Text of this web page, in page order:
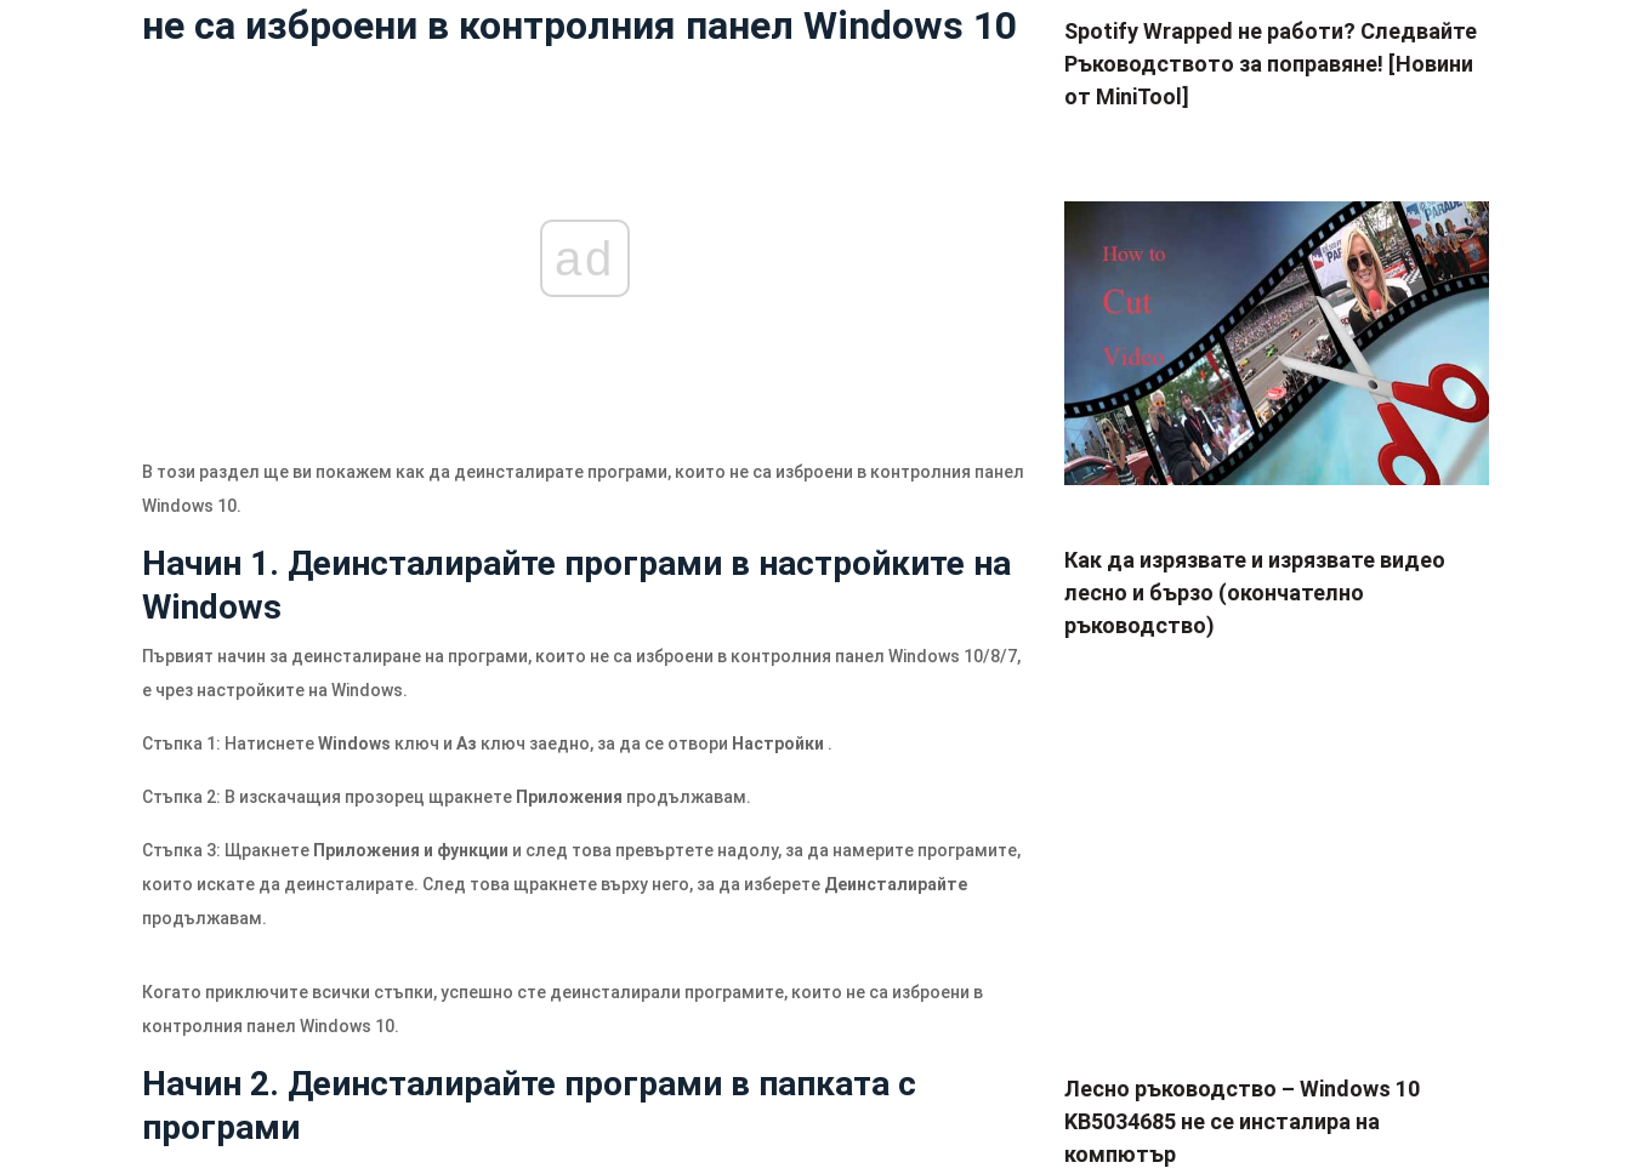
не са изброени в контролния панел Windows 10
ad
В този раздел ще ви покажем как да деинсталирате програми, които не са изброени в контролния панел
Windows 10.
Начин 1. Деинсталирайте програми в настройките на
Windows
Първият начин за деинсталиране на програми, които не са изброени в контролния панел Windows 10/8/7,
е чрез настройките на Windows.
Стъпка 1: НатиснетеWindows ключ и Аз ключ заедно, за да се отвори Настройки .
Стъпка 2: В изскачащия прозорец щракнете Приложения продължавам.
Стъпка 3: Щракнете Приложения и функции и след това превъртете надолу, за да намерите програмите,
които искате да деинсталирате. След това щракнете върху него, за да изберете Деинсталирайте
продължавам.
Когато приключите всички стъпки, успешно сте деинсталирали програмите, които не са изброени в
контролния панел Windows 10.
Начин 2. Деинсталирайте програми в папката с
програми
Spotify Wrapped не работи? Следвайте
Ръководството за поправяне! [Новини
от MiniTool]
Как да изрязвате и изрязвате видео
лесно и бързо (окончателно
ръководство)
Лесно ръководство – Windows 10
KB5034685 не се инсталира на
компютър